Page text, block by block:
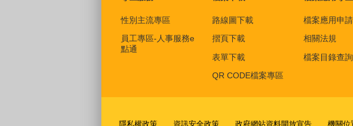
性別主流專區
員工專區-人事服務e
點通
路線圖下載
摺頁下載
表單下載
QR CODE檔案專區
檔案應用申
相關法規
檔案目錄查詢
隱私權政策 資訊安全政策 政府網站資料開放宣告 機關位